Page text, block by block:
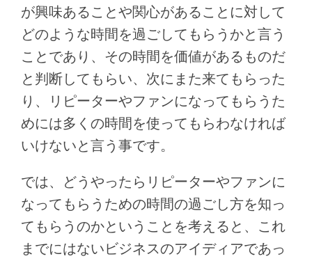
が興味あることや関心があることに対して
どのような時間を過ごしてもらうかと言う
ことであり、その時間を価値があるものだ
と判断してもらい、次にまた来てもらった
り、リピーターやファンになってもらうた
めには多くの時間を使ってもらわなければ
いけないと言う事です。
では、どうやったらリピーターやファンに
なってもらうための時間の過ごし方を知っ
てもらうのかということを考えると、これ
までにはないビジネスのアイディアであっ